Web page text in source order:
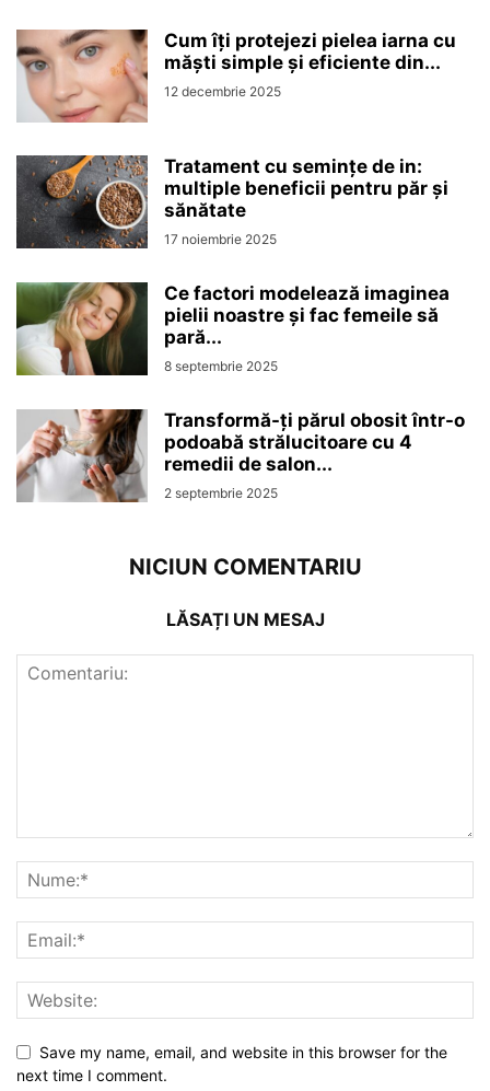
Cum îți protejezi pielea iarna cu
măști simple și eficiente din...
12 decembrie 2025
Tratament cu semințe de in:
multiple beneficii pentru păr și
sănătate
17 noiembrie 2025
Ce factori modelează imaginea
pielii noastre și fac femeile să
pară...
8 septembrie 2025
Transformă-ți părul obosit într-o
podoabă strălucitoare cu 4
remedii de salon...
2 septembrie 2025
NICIUN COMENTARIU
LĂSAȚI UN MESAJ
Save my name, email, and website in this browser for the
next time I comment.